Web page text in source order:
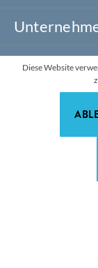
*Alle Preise
Diese Website